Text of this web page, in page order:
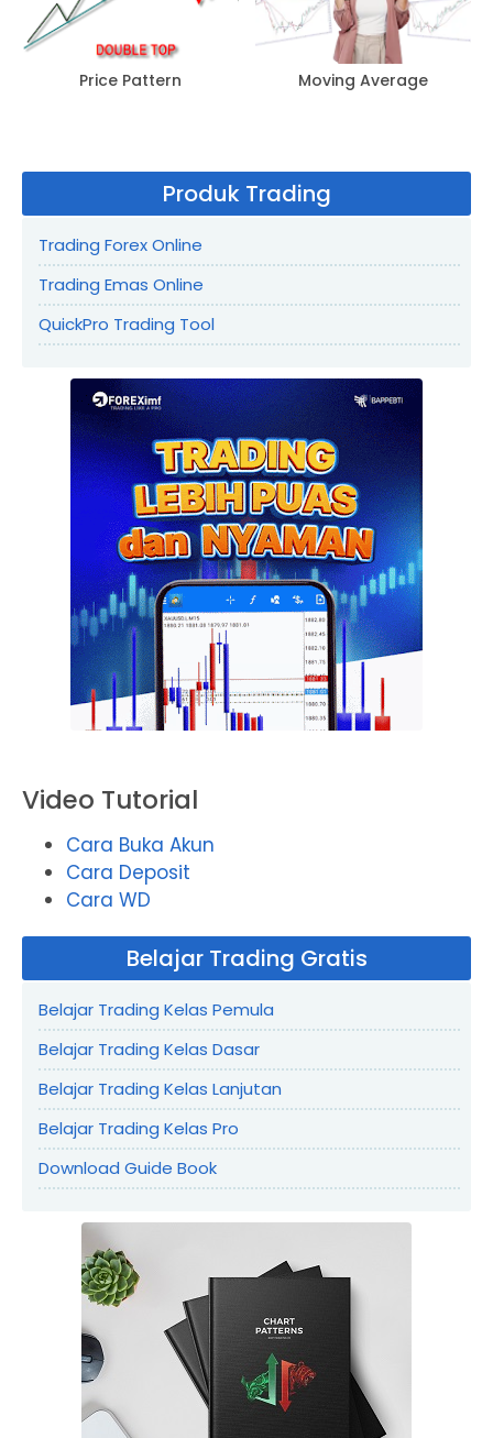
Price Pattern Moving Average
Produk Trading
Trading Forex Online
Trading Emas Online
QuickPro Trading Tool
Video Tutorial
Cara Buka Akun
Cara Deposit
Cara WD
Belajar Trading Gratis
Belajar Trading Kelas Pemula
Belajar Trading Kelas Dasar
Belajar Trading Kelas Lanjutan
Belajar Trading Kelas Pro
Download Guide Book